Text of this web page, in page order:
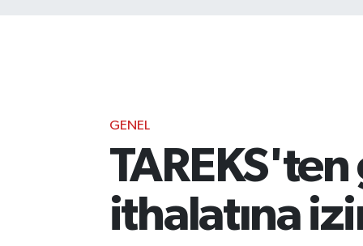
GENEL
ithalatına